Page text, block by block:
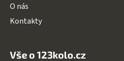
O nás
Kontakty
Vše o 123kolo.cz